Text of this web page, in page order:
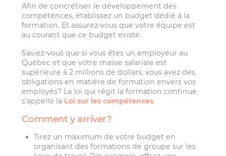
Afin de concrétiser le développement des
compétences, établissez un budget dédié à la
formation. Et assurez-vous que votre équipe est
au courant que ce budget existe.
Saviez-vous que si vous êtes un employeur au
Québec et que votre masse salariale est
supérieure à 2 millions de dollars, vous avez des
obligations en matière de formation envers vos
employés? La loi qui régit la formation continue
s’appelle la Loi sur les compétences.
Comment y arriver?
Tirez un maximum de votre budget en
organisant des formations de groupe sur les